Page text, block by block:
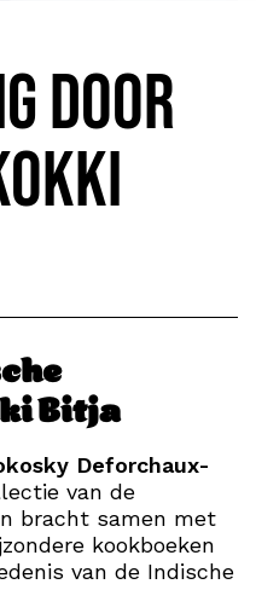
door
Bitja
Deforchaux-
van de
bracht samen met
kookboeken
van de Indische